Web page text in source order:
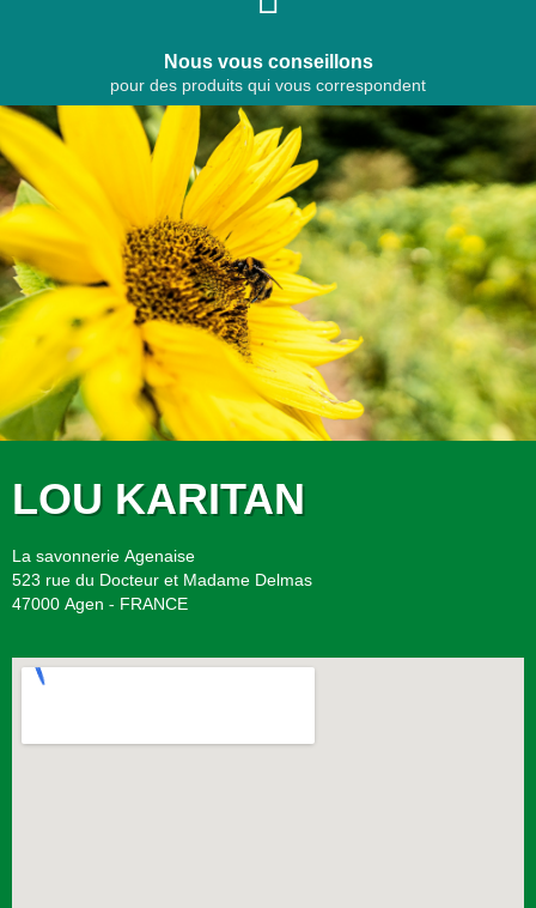
Nous vous conseillons
pour des produits qui vous correspondent
LOU KARITAN
La savonnerie Agenaise
523 rue du Docteur et Madame Delmas
47000 Agen - FRANCE